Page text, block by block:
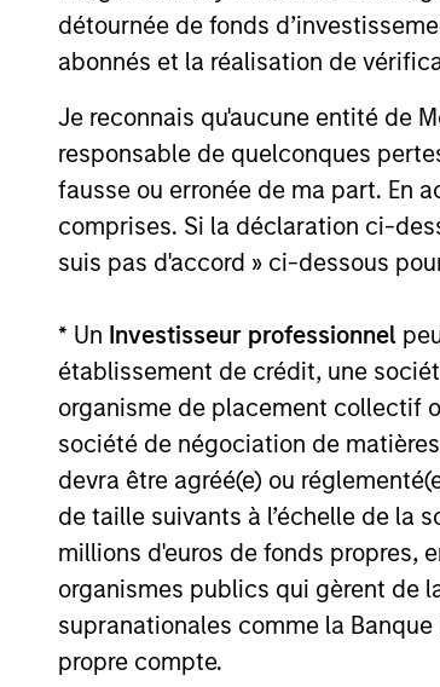
détournée de fonds
abonnés et la réalisation de
Je reconnais qu'aucune entité de
responsable de quelconques
fausse ou erronée de ma part. En
comprises. Si la déclaration ci-
suis pas d'accord » ci-dessous
* Un Investisseur professionnel
établissement de crédit, une
organisme de placement collectif
société de négociation de
devra être agréé(e) ou
de taille suivants à l’échelle de la
millions d'euros de fonds propres,
organismes publics qui gèrent de
supranationales comme la
propre compte.
results in a stable universe
know very well. We believe
search for consistent
compounding companies
reduce volatility and risk.
Investment
We seek to invest in
outperform over the long
strategy is managed with a